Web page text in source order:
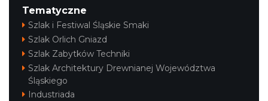
Rybnik
27.16 km
Tematyczne
Szlak i Festiwal Śląskie Smaki
Szlak Orlich Gniazd
Szlak Zabytków Techniki
Szlak Architektury Drewnianej Województwa
Śląskiego
Industriada